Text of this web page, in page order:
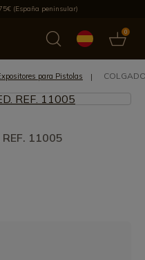
(España peninsular)
0
Los más vendidos
para Pistolas
REF. 11005